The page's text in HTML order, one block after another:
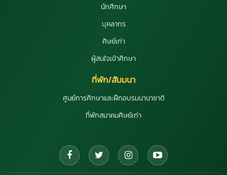
นักศึกษา
บุคลากร
ศิษย์เก่า
ผู้สนใจเข้าศึกษา
ที่พัก/สัมมนา
ศูนย์การศึกษาและฝึกอบรมนานาชาติ
ที่พักสมาคมศิษย์เก่า